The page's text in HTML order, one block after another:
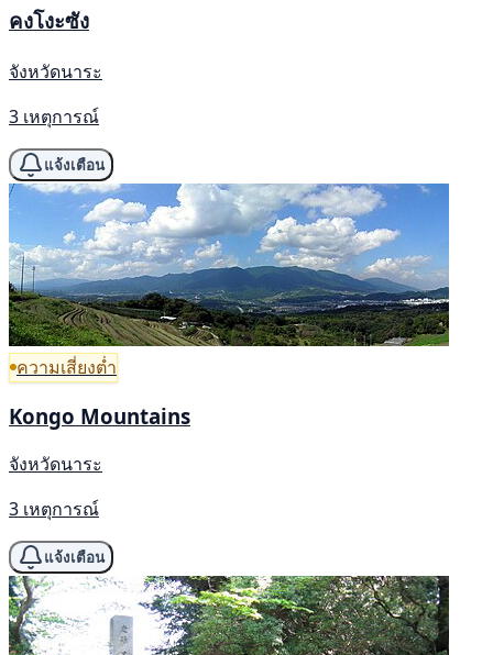
คงโงะซัง
จังหวัดนาระ
3 เหตุการณ์
แจ้งเตือน
ความเสี่ยงต่ำ
Kongo Mountains
จังหวัดนาระ
3 เหตุการณ์
แจ้งเตือน